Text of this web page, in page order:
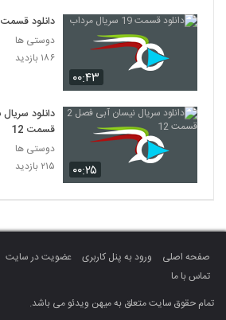
۰۰:۴۳
دانلود قسمت 19 سریال مرداب
دوستی ها
۱۸۶ بازدید
۰۰:۲۵
قسمت 12
دوستی ها
۲۱۵ بازدید
صفحه اصلی ورود به پنل کاربری عضویت در سایت
تماس با ما
تمام حقوق سایت متعلق به میهن ویدئو می باشد.